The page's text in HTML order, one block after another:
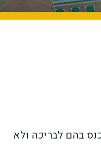
בהם לבריכה ולא